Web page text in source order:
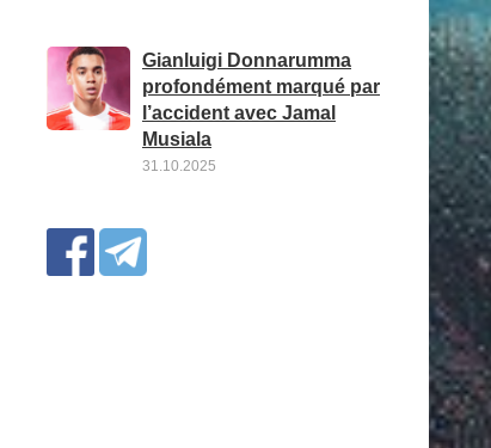
Gianluigi Donnarumma
profondément marqué par
l’accident avec Jamal
Musiala
31.10.2025